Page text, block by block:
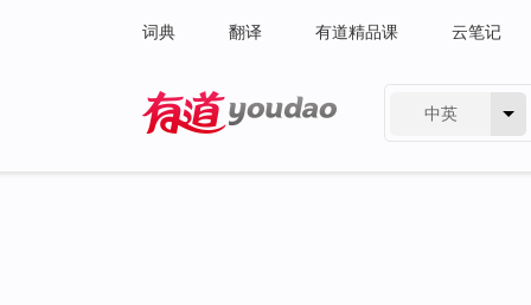
词典 翻译 有道精品课 云笔记
中英